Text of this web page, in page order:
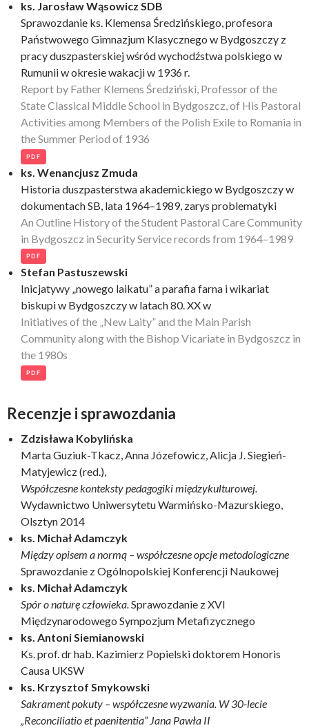
ks. Jarosław Wąsowicz SDB
Sprawozdanie ks. Klemensa Średzińskiego, profesora
Państwowego Gimnazjum Klasycznego w Bydgoszczy z
pracy duszpasterskiej wśród wychodźstwa polskiego w
Rumunii w okresie wakacji w 1936 r.
Report by Father Klemens Średziński, Professor of the
State Classical Middle School in Bydgoszcz, of His Pastoral
Activities among Members of the Polish Exile to Romania in
the Summer Period of 1936
PDF
ks. Wenancjusz Zmuda
Historia duszpasterstwa akademickiego w Bydgoszczy w
dokumentach SB, lata 1964–1989, zarys problematyki
An Outline History of the Student Pastoral Care Community
in Bydgoszcz in Security Service records from 1964–1989
PDF
Stefan Pastuszewski
Inicjatywy „nowego laikatu” a parafia farna i wikariat
biskupi w Bydgoszczy w latach 80. XX w
Initiatives of the „New Laity” and the Main Parish
Community along with the Bishop Vicariate in Bydgoszcz in
the 1980s
PDF
Recenzje i sprawozdania
Zdzisława Kobylińska
Marta Guziuk-Tkacz, Anna Józefowicz, Alicja J. Siegień-
Matyjewicz (red.),
Współczesne konteksty pedagogiki międzykulturowej.
Wydawnictwo Uniwersytetu Warmińsko-Mazurskiego,
Olsztyn 2014
ks. Michał Adamczyk
Między opisem a normą – współczesne opcje metodologiczne
Sprawozdanie z Ogólnopolskiej Konferencji Naukowej
ks. Michał Adamczyk
Spór o naturę człowieka.Sprawozdanie z XVI
Międzynarodowego Sympozjum Metafizycznego
ks. Antoni Siemianowski
Ks. prof. dr hab. Kazimierz Popielski doktorem Honoris
Causa UKSW
ks. Krzysztof Smykowski
Sakrament pokuty – współczesne wyzwania. W 30-lecie
„Reconciliatio et paenitentia” Jana Pawła II